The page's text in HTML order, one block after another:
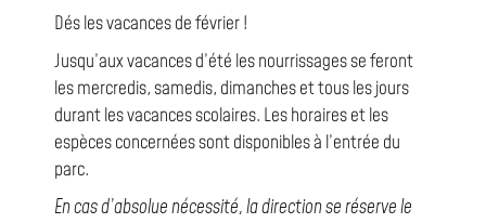
Dés les vacances de février !
Jusqu’aux vacances d’été les nourrissages se feront
les mercredis, samedis, dimanches et tous les jours
durant les vacances scolaires. Les horaires et les
espèces concernées sont disponibles à l’entrée du
parc.
En cas d’absolue nécessité, la direction se réserve le